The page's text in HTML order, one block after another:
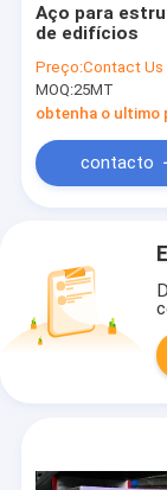
Aço para
de edifícios
Preço:Contact Us For
MOQ:25MT
obtenha o ultimo
contacto